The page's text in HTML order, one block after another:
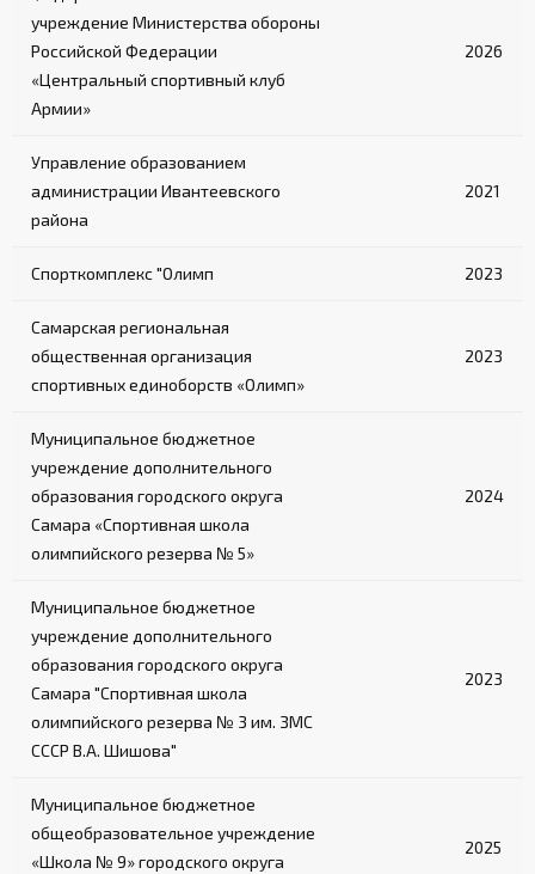
учреждение Министерства обороны
Российской Федерации
«Центральный спортивный клуб
Армии»
2026
Управление образованием
администрации Ивантеевского
района
2021
Спорткомплекс "Олимп 2023
Самарская региональная
общественная организация
спортивных единоборств «Олимп»
2023
Муниципальное бюджетное
учреждение дополнительного
образования городского округа
Самара «Спортивная школа
олимпийского резерва № 5»
2024
Муниципальное бюджетное
учреждение дополнительного
образования городского округа
Самара "Спортивная школа
олимпийского резерва № 3 им. ЗМС
СССР В.А. Шишова"
2023
Муниципальное бюджетное
общеобразовательное учреждение
«Школа № 9» городского округа
2025